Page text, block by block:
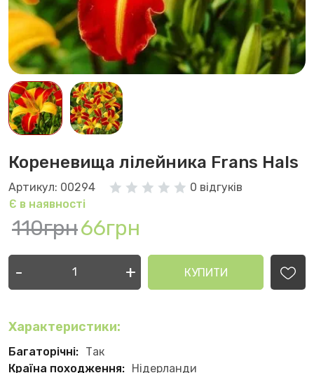
Кореневища лілейника Frans Hals
Артикул: 00294
0 відгуків
Є в наявності
110грн66грн
- + КУПИТИ
Характеристики:
Багаторічні: Так
Країна походження: Нідерланди